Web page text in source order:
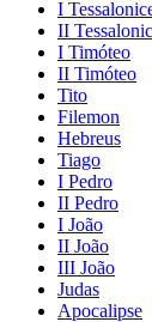
I
II
I Timóteo
II Timóteo
Tito
Filemon
Hebreus
Tiago
I Pedro
II Pedro
I João
II João
III João
Judas
Apocalipse